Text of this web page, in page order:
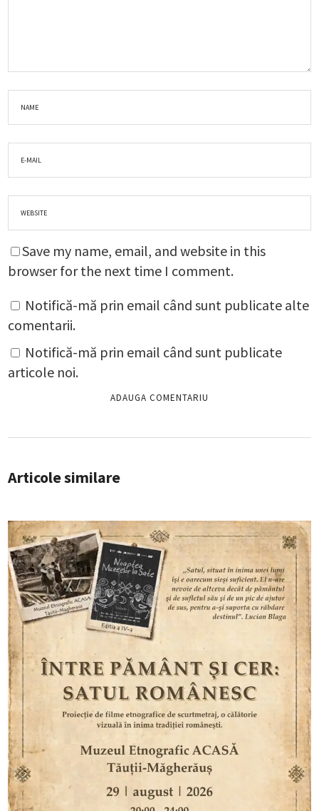
Save my name, email, and website in this
browser for the next time I comment.
Notifică-mă prin email când sunt publicate alte
comentarii.
Notifică-mă prin email când sunt publicate
articole noi.
Articole similare